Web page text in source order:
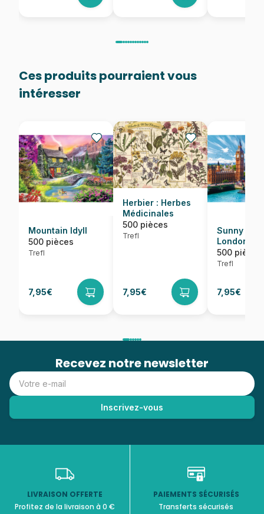
Ces produits pourraient vous
intéresser
Mountain Idyll
500 pièces
Trefl
7,95€
Herbier : Herbes
Médicinales
500 pièces
Trefl
7,95€
Sunny Day
London
500 pièces
Trefl
7,95€
Recevez notre newsletter
LIVRAISON OFFERTE
Profitez de la livraison à 0 €
PAIEMENTS SÉCURISÉS
Transferts sécurisés